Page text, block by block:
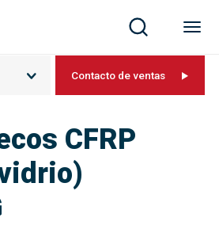
CFRP
Contacto de ventas